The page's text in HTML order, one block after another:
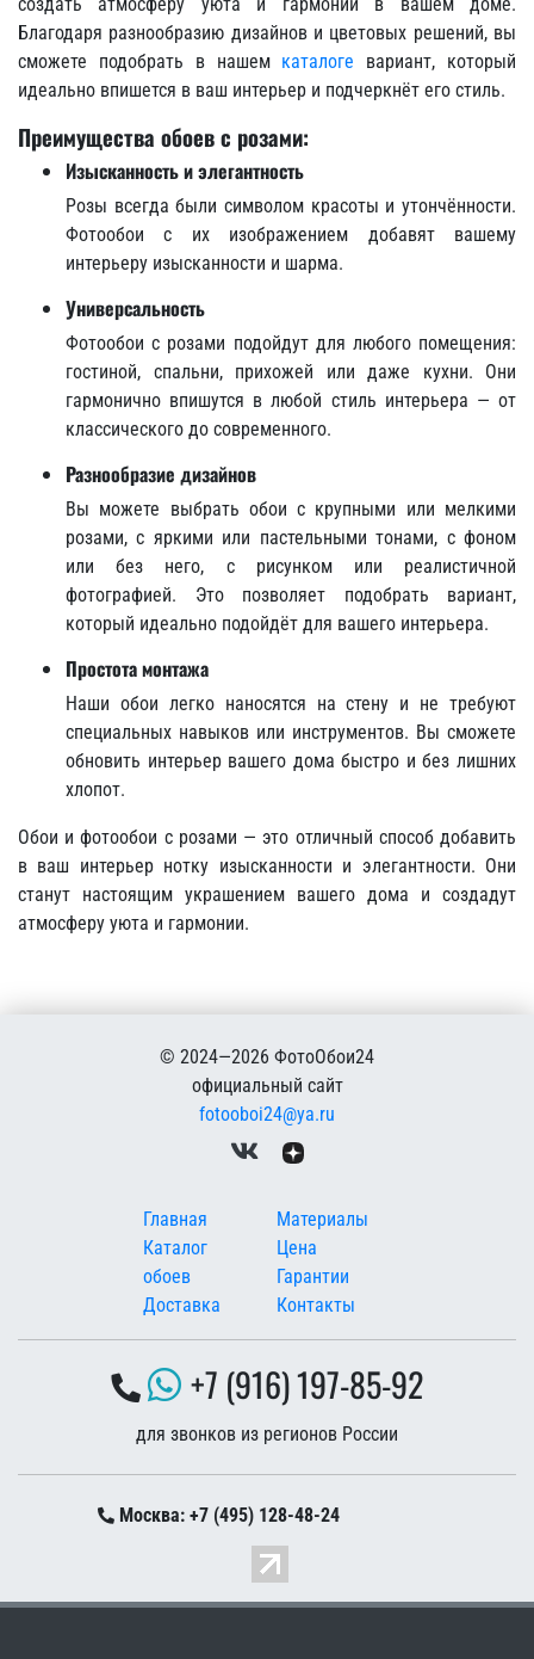
Благодаря разнообразию дизайнов и цветовых решений, вы
сможете подобрать в нашем каталоге вариант, который
идеально впишется в ваш интерьер и подчеркнёт его стиль.
Преимущества обоев с розами:
Изысканность и элегантность
Розы всегда были символом красоты и утончённости.
Фотообои с их изображением добавят вашему
интерьеру изысканности и шарма.
Универсальность
Фотообои с розами подойдут для любого помещения:
гостиной, спальни, прихожей или даже кухни. Они
гармонично впишутся в любой стиль интерьера — от
классического до современного.
Разнообразие дизайнов
Вы можете выбрать обои с крупными или мелкими
розами, с яркими или пастельными тонами, с фоном
или без него, с рисунком или реалистичной
фотографией. Это позволяет подобрать вариант,
который идеально подойдёт для вашего интерьера.
Простота монтажа
Наши обои легко наносятся на стену и не требуют
специальных навыков или инструментов. Вы сможете
обновить интерьер вашего дома быстро и без лишних
хлопот.
Обои и фотообои с розами — это отличный способ добавить
в ваш интерьер нотку изысканности и элегантности. Они
станут настоящим украшением вашего дома и создадут
атмосферу уюта и гармонии.
© 2024—2026 ФотоОбои24
официальный сайт
fotooboi24@ya.ru
Меню в подвале
Главная
Каталог
обоев
Доставка
Материалы
Цена
Гарантии
Контакты
+7 (916) 197-85-92
для звонков из регионов России
Москва: +7 (495) 128-48-24